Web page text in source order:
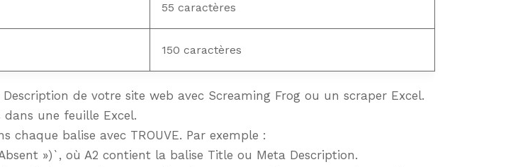
55 caractères
150 caractères
de votre site web avec Screaming Frog ou un scraper Excel.
une feuille Excel.
chaque balise avec TROUVE. Par exemple :
»)`, où A2 contient la balise Title ou Meta Description.